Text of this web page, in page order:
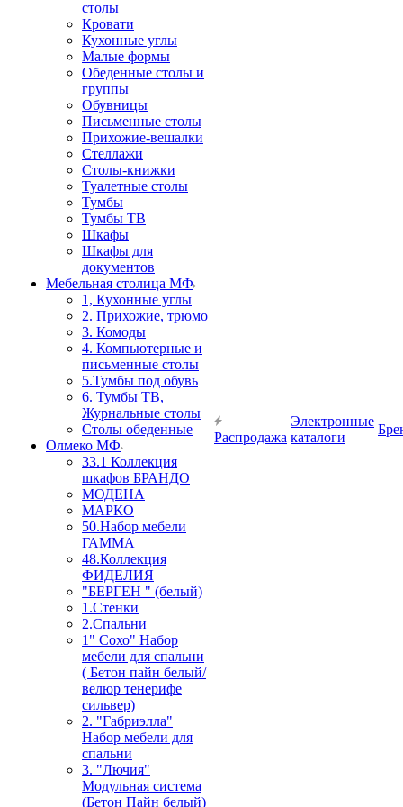
столы
Кровати
Кухонные углы
Малые формы
Обеденные столы и
группы
Обувницы
Письменные столы
Прихожие-вешалки
Стеллажи
Столы-книжки
Туалетные столы
Тумбы
Тумбы ТВ
Шкафы
Шкафы для
документов
Мебельная столица МФ
1, Кухонные углы
2. Прихожие, трюмо
3. Комоды
4. Компьютерные и
письменные столы
5.Тумбы под обувь
6. Тумбы ТВ,
Журнальные столы
Столы обеденные
Олмеко МФ
33.1 Коллекция
шкафов БРАНДО
МОДЕНА
МАРКО
50.Набор мебели
ГАММА
48.Коллекция
ФИДЕЛИЯ
"БЕРГЕН " (белый)
1.Стенки
2.Спальни
1" Сохо" Набор
мебели для спальни
( Бетон пайн белый/
велюр тенерифе
сильвер)
2. "Габриэлла"
Набор мебели для
спальни
3. "Лючия"
Модульная система
(Бетон Пайн белый)
Распродажа
Электронные
каталоги